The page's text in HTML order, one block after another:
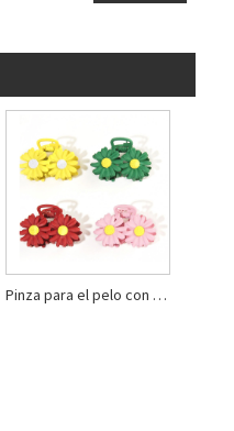
Pinza para el pelo con forma de margarita para niños